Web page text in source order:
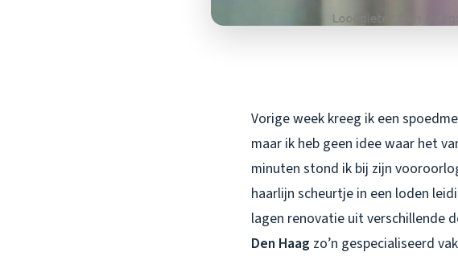
Vorige week kreeg ik een
maar ik heb geen idee waar het
minuten stond ik bij zijn
haarlijn scheurtje in een loden
lagen renovatie uit verschillende
Den Haag zo’n gespecialiseerd